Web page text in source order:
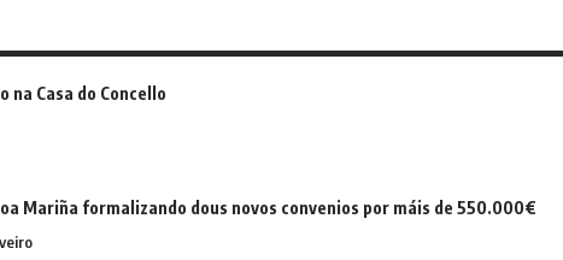
Casa do Concello
Mariña formalizando dous novos convenios por máis de 550.000€